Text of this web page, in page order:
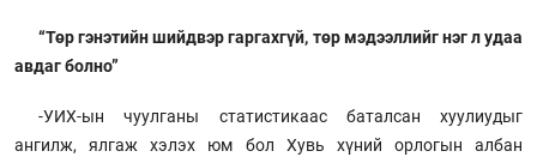
“Төр гэнэтийн шийдвэр гаргахгүй, төр мэдээллийг нэг л удаа
авдаг болно”
-УИХ-ын чуулганы статистикаас баталсан хуулиудыг
ангилж, ялгаж хэлэх юм бол Хувь хүний орлогын албан